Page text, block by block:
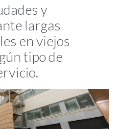
y
largas
en viejos
tipo de